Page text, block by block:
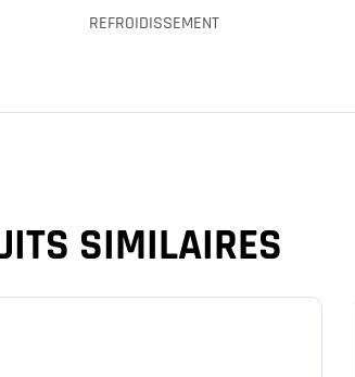
REFROIDISSEMENT
SIMILAIRES